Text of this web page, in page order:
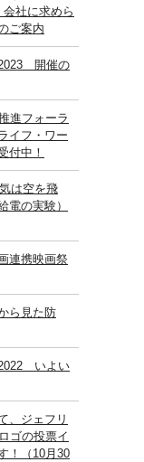
社に求めら
ご案内
開催の
進フォーラ
イフ・ワー
付中！
は空を飛
の実験）
連携映画祭
ら見た防
いよい
、ジェフリ
ゴの投票イ
！（10月30